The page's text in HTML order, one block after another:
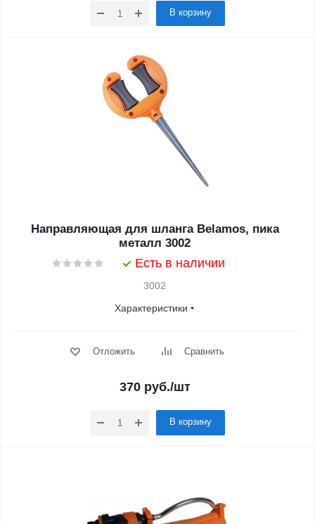
В корзину
Направляющая для шланга Belamos, пика
металл 3002
Есть в наличии
3002
Характеристики
Отложить Сравнить
370 руб./шт
В корзину